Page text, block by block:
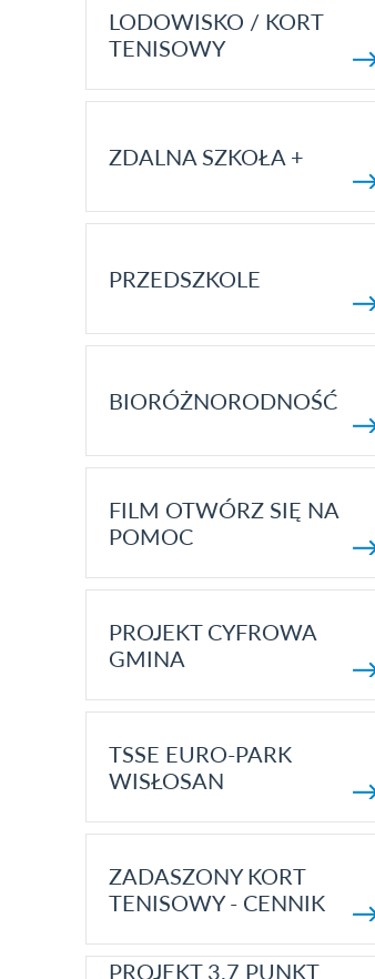
LODOWISKO / KORT
TENISOWY
ZDALNA SZKOŁA +
PRZEDSZKOLE
BIORÓŻNORODNOŚĆ
FILM OTWÓRZ SIĘ NA
POMOC
PROJEKT CYFROWA
GMINA
TSSE EURO-PARK
WISŁOSAN
ZADASZONY KORT
TENISOWY - CENNIK
PROJEKT 3.7 PUNKT